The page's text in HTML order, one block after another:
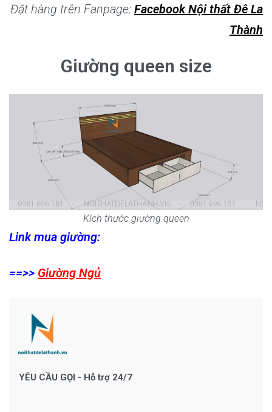
Đặt hàng trên Fanpage: Facebook Nội thất Đê La
Thành
Giường queen size
Kích thước giường queen
Link mua giường:
==>> Giường Ngủ
YÊU CẦU GỌI - Hỗ trợ 24/7